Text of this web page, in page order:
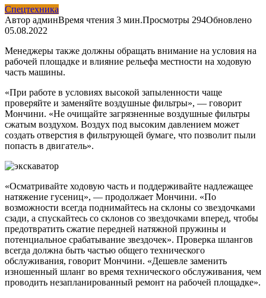
Спецтехника
Автор админВремя чтения 3 мин.Просмотры 294Обновлено
05.08.2022
Менеджеры также должны обращать внимание на условия на
рабочей площадке и влияние рельефа местности на ходовую
часть машины.
«При работе в условиях высокой запыленности чаще
проверяйте и заменяйте воздушные фильтры», — говорит
Мончини. «Не очищайте загрязненные воздушные фильтры
сжатым воздухом. Воздух под высоким давлением может
создать отверстия в фильтрующей бумаге, что позволит пыли
попасть в двигатель».
«Осматривайте ходовую часть и поддерживайте надлежащее
натяжение гусениц», — продолжает Мончини. «По
возможности всегда поднимайтесь на склоны со звездочками
сзади, а спускайтесь со склонов со звездочками вперед, чтобы
предотвратить сжатие передней натяжной пружины и
потенциальное срабатывание звездочек». Проверка шлангов
всегда должна быть частью общего технического
обслуживания, говорит Мончини. «Дешевле заменить
изношенный шланг во время технического обслуживания, чем
проводить незапланированный ремонт на рабочей площадке».